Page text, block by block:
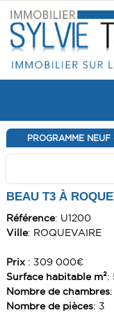
ACCUEIL
TOUTES LES VENTES
MAISON
COMMERCE
TERRAIN
LOCATIONS
TOUTES LES
APPARTEMENT
COMMERCE
PROGRAMME
MAISON
APPARTEMENT
COMMERCE
RECHERCHER
SERVICES
PROGRAMME
BEAU T3 À
Référence: U1200
Ville: ROQUEVAIRE
Prix: 309 000€
Surface habitable m²:
Nombre de chambres
Nombre de pièces: 3